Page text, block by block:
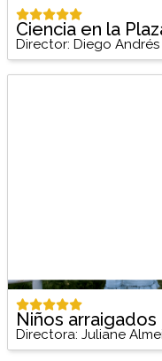
Ciencia en la
Director: Diego
Niños arraigados
Directora: Juliane